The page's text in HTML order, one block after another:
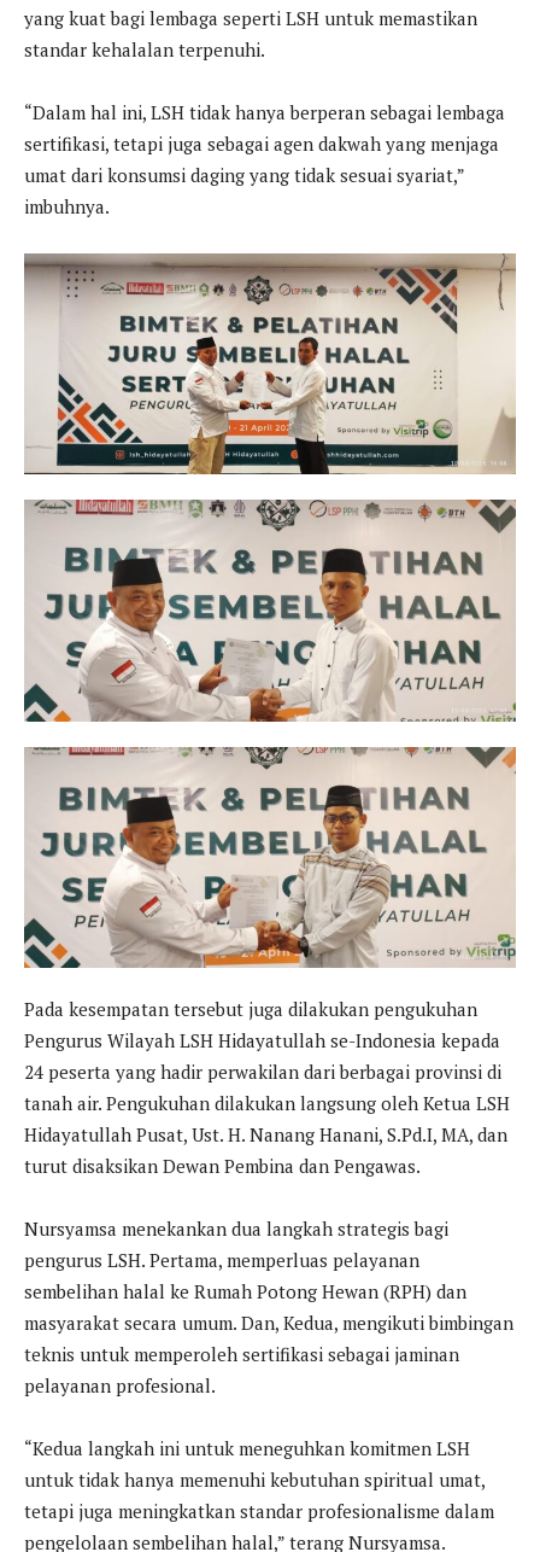
yang kuat bagi lembaga seperti LSH untuk memastikan
standar kehalalan terpenuhi.
“Dalam hal ini, LSH tidak hanya berperan sebagai lembaga
sertifikasi, tetapi juga sebagai agen dakwah yang menjaga
umat dari konsumsi daging yang tidak sesuai syariat,”
imbuhnya.
Pada kesempatan tersebut juga dilakukan pengukuhan
Pengurus Wilayah LSH Hidayatullah se-Indonesia kepada
24 peserta yang hadir perwakilan dari berbagai provinsi di
tanah air. Pengukuhan dilakukan langsung oleh Ketua LSH
Hidayatullah Pusat, Ust. H. Nanang Hanani, S.Pd.I, MA, dan
turut disaksikan Dewan Pembina dan Pengawas.
Nursyamsa menekankan dua langkah strategis bagi
pengurus LSH. Pertama, memperluas pelayanan
sembelihan halal ke Rumah Potong Hewan (RPH) dan
masyarakat secara umum. Dan, Kedua, mengikuti bimbingan
teknis untuk memperoleh sertifikasi sebagai jaminan
pelayanan profesional.
“Kedua langkah ini untuk meneguhkan komitmen LSH
untuk tidak hanya memenuhi kebutuhan spiritual umat,
tetapi juga meningkatkan standar profesionalisme dalam
pengelolaan sembelihan halal,” terang Nursyamsa.